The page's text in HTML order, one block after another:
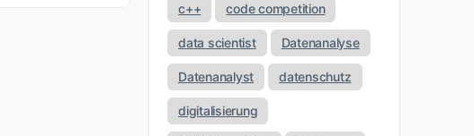
c++ code competition
data scientist Datenanalyse
Datenanalyst datenschutz
digitalisierung